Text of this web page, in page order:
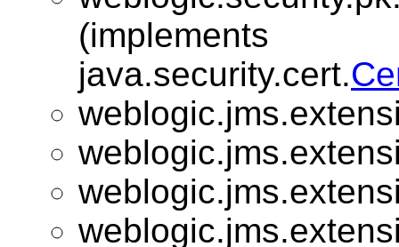
(implements
java.security.cert.